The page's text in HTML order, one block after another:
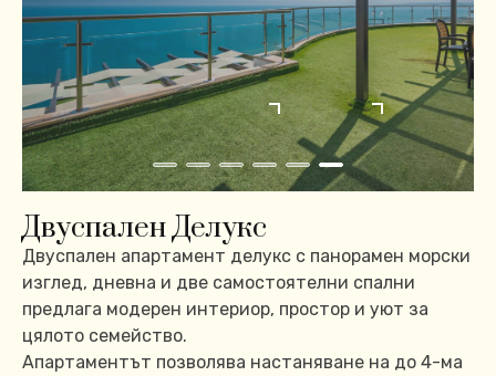
Двуспален Делукс
Двуспален апартамент делукс с панорамен морски
изглед, дневна и две самостоятелни спални
предлага модерен интериор, простор и уют за
цялото семейство.
Апартаментът позволява настаняване на до 4-ма